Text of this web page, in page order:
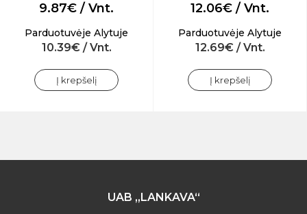
9.87€ / Vnt.
Parduotuvėje Alytuje
10.39€ / Vnt.
Į krepšelį
12.06€ / Vnt.
Parduotuvėje Alytuje
12.69€ / Vnt.
Į krepšelį
UAB „LANKAVA“